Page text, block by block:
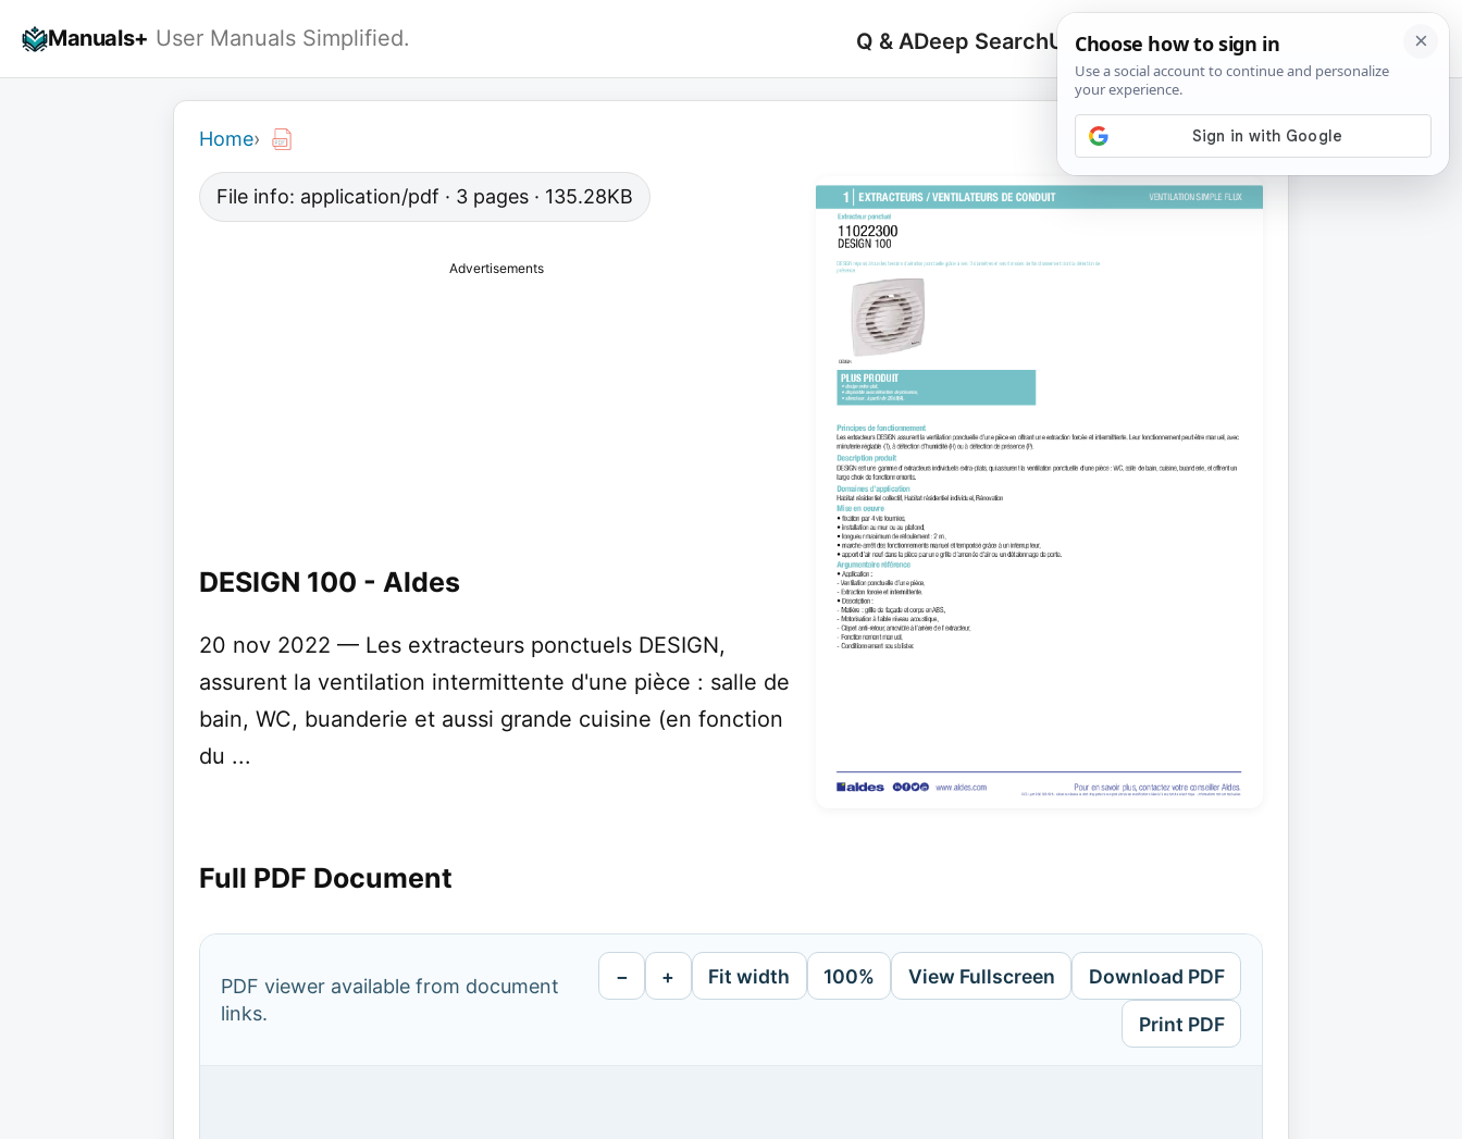
Manuals+ User Manuals Simplified. Q & ADeep SearchUpload
Search
for:
🔍
Home›
File info: application/pdf · 3 pages · 135.28KB
Advertisements
DESIGN 100 - Aldes
20 nov 2022 — Les extracteurs ponctuels DESIGN,
assurent la ventilation intermittente d'une pièce : salle de
bain, WC, buanderie et aussi grande cuisine (en fonction
du ...
Full PDF Document
PDF viewer available from document
links.
− + Fit width 100% View Fullscreen Download PDF
Print PDF